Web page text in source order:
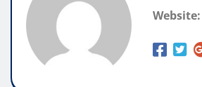
Website: